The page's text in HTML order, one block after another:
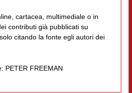
cartacea, multimediale o in
contributi già pubblicati su
citando la fonte egli autori dei
PETER FREEMAN